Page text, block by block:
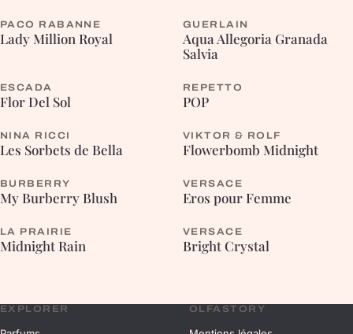
FLEURIE
PACO RABANNE
Lady Million Royal AROMATIQUE
GUERLAIN
Aqua Allegoria Granada
Salvia
FLEURIE
ESCADA
Flor Del Sol FLEURIE
REPETTO
POP
FLEURIE
NINA RICCI
Les Sorbets de Bella ORIENTALE
VIKTOR & ROLF
Flowerbomb Midnight
FLEURIE
BURBERRY
My Burberry Blush FLEURIE
VERSACE
Eros pour Femme
FLEURIE
LA PRAIRIE
Midnight Rain FLEURIE
VERSACE
Bright Crystal
EXPLORER OLFASTORY